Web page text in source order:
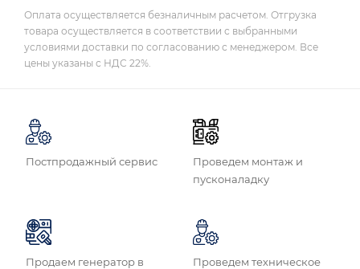
Оплата осуществляется безналичным расчетом. Отгрузка
товара осуществляется в соответствии с выбранными
условиями доставки по согласованию с менеджером. Все
цены указаны с НДС 22%.
Постпродажный сервис
Проведем монтаж и
пусконаладку
Продаем генератор в
Проведем техническое